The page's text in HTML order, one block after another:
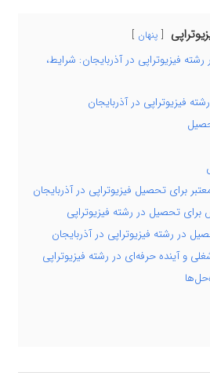
پنهان
فیزیوتراپی در آذربایجان: شرایط،